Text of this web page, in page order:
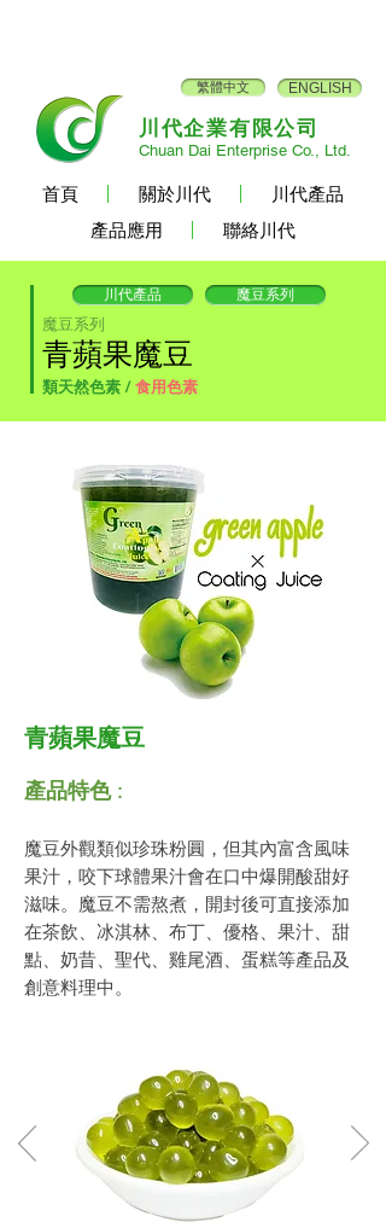
繁體中文 ENGLISH
川代企業有限公司
Chuan Dai Enterprise Co., Ltd.
首頁
關於川代
產品應用
川代產品
聯絡川代
川代產品 魔豆系列
魔豆系列
青蘋果魔豆
類天然色素 / 食用色素
青蘋果魔豆
產品特色:
魔豆外觀類似珍珠粉圓，但其內富含風味
果汁，咬下球體果汁會在口中爆開酸甜好
滋味。魔豆不需熬煮，開封後可直接添加
在茶飲、冰淇林、布丁、優格、果汁、甜
點、奶昔、聖代、雞尾酒、蛋糕等產品及
創意料理中。